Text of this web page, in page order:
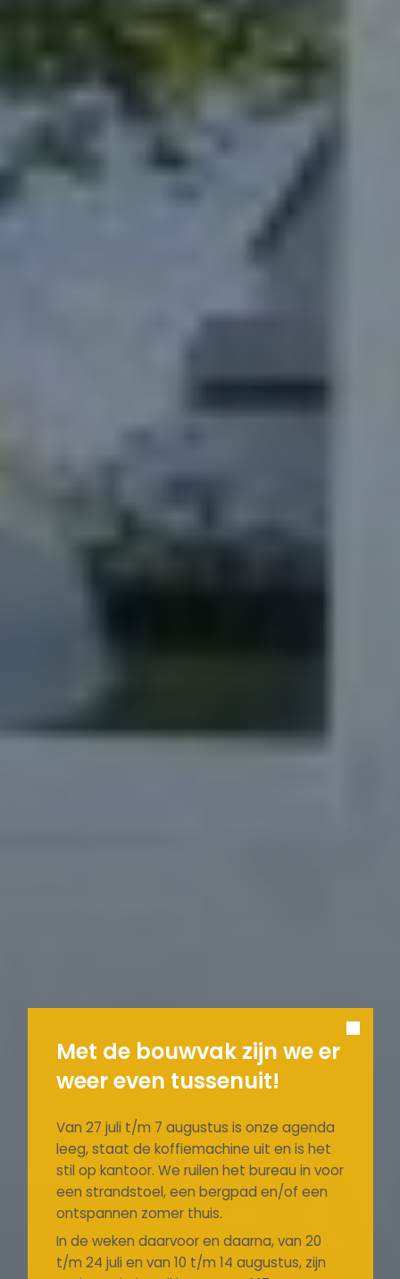
Met de bouwvak zijn we er
weer even tussenuit!
Van 27 juli t/m 7 augustus is onze agenda
leeg, staat de koffiemachine uit en is het
stil op kantoor. We ruilen het bureau in voor
een strandstoel, een bergpad en/of een
ontspannen zomer thuis.
In de weken daarvoor en daarna, van 20
t/m 24 juli en van 10 t/m 14 augustus, zijn